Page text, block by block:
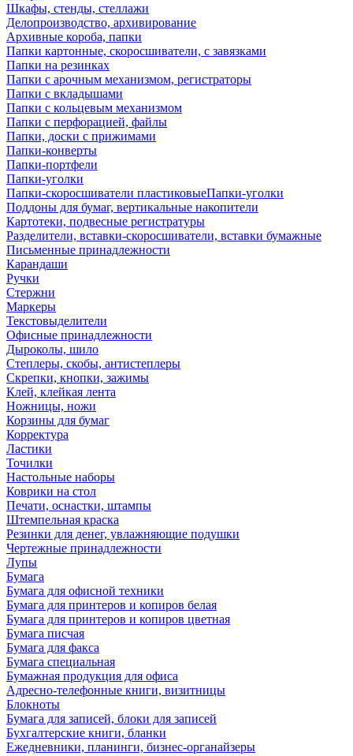
Шкафы, стенды, стеллажи
Делопроизводство, архивирование
Архивные короба, папки
Папки картонные, скоросшиватели, с завязками
Папки на резинках
Папки с арочным механизмом, регистраторы
Папки с вкладышами
Папки с кольцевым механизмом
Папки с перфорацией, файлы
Папки, доски с прижимами
Папки-конверты
Папки-портфели
Папки-уголки
Папки-скоросшиватели пластиковыеПапки-уголки
Поддоны для бумаг, вертикальные накопители
Картотеки, подвесные регистратуры
Разделители, вставки-скоросшиватели, вставки бумажные
Письменные принадлежности
Карандаши
Ручки
Стержни
Маркеры
Текстовыделители
Офисные принадлежности
Дыроколы, шило
Степлеры, скобы, антистеплеры
Скрепки, кнопки, зажимы
Клей, клейкая лента
Ножницы, ножи
Корзины для бумаг
Корректура
Ластики
Точилки
Настольные наборы
Коврики на стол
Печати, оснастки, штампы
Штемпельная краска
Резинки для денег, увлажняющие подушки
Чертежные принадлежности
Лупы
Бумага
Бумага для офисной техники
Бумага для принтеров и копиров белая
Бумага для принтеров и копиров цветная
Бумага писчая
Бумага для факса
Бумага специальная
Бумажная продукция для офиса
Адресно-телефонные книги, визитницы
Блокноты
Бумага для записей, блоки для записей
Бухгалтерские книги, бланки
Ежедневники, планинги, бизнес-органайзеры